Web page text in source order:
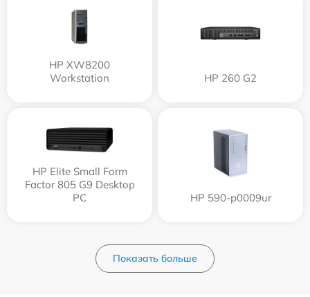
HP XW8200
Workstation
HP 260 G2
HP Elite Small Form
Factor 805 G9 Desktop
PC
HP 590-p0009ur
Показать больше